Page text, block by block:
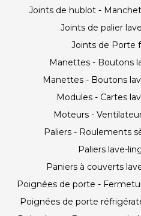
Joints de hublot -
Joints de palier
Joints de Porte
Manettes - Boutons
Manettes - Boutons
Modules - Cartes
Moteurs -
Paliers - Roulements
Paliers lave-
Paniers à couverts
Poignées de porte -
Poignées de porte